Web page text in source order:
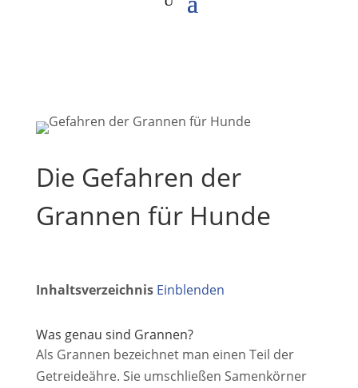
Die Gefahren der
Grannen für Hunde
Inhaltsverzeichnis Einblenden
Was genau sind Grannen?
Als Grannen bezeichnet man einen Teil der
Getreideähre. Sie umschließen Samenkörner